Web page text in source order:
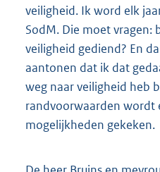
veiligheid. Ik word elk
SodM. Die moet vragen:
veiligheid gediend? En
aantonen dat ik dat
weg naar veiligheid heb
randvoorwaarden wordt
mogelijkheden gekeken.